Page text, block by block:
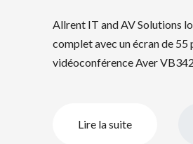
Allrent IT and AV Solutions
complet avec un écran de 55
vidéoconférence Aver
Lire la suite